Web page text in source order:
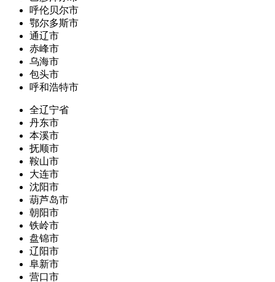
呼伦贝尔市
鄂尔多斯市
通辽市
赤峰市
乌海市
包头市
呼和浩特市
全辽宁省
丹东市
本溪市
抚顺市
鞍山市
大连市
沈阳市
葫芦岛市
朝阳市
铁岭市
盘锦市
辽阳市
阜新市
营口市